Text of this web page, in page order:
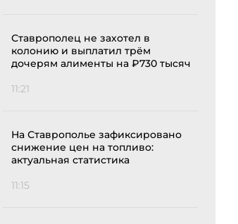
Ставрополец не захотел в
колонию и выплатил трём
дочерям алименты на ₽730 тысяч
11:21
На Ставрополье зафиксировано
снижение цен на топливо:
актуальная статистика
11:15